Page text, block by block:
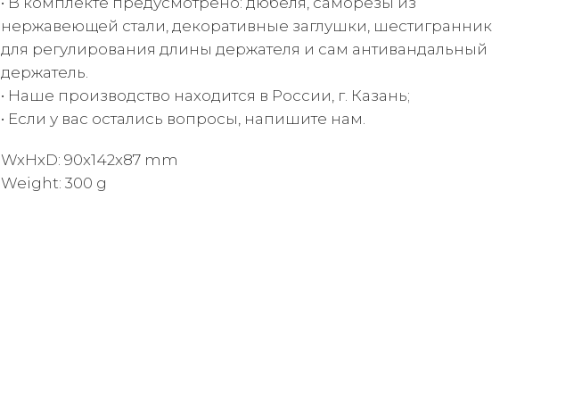
нержавеющей стали, декоративные заглушки, шестигранник
для регулирования длины держателя и сам антивандальный
держатель.
• Наше производство находится в России, г. Казань;
• Если у вас остались вопросы, напишите нам.
WxHxD: 90x142x87 mm
Weight: 300 g